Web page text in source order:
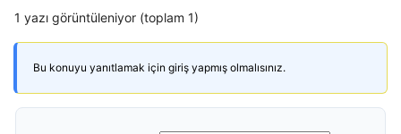
1 yazı görüntüleniyor (toplam 1)
Bu konuyu yanıtlamak için giriş yapmış olmalısınız.